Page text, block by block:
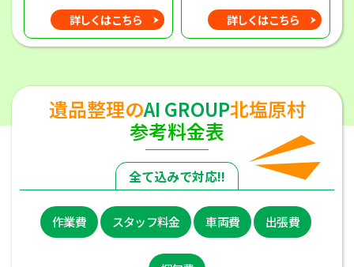
詳しくはこちら 詳しくはこちら
遺品整理のAI GROUP北塩原村
参考料金表
全て込みで対応!!
作業費 スタッフ料金 車両費 出張費